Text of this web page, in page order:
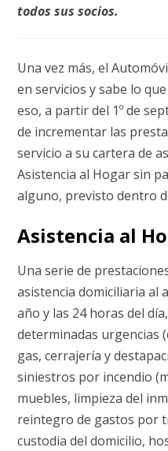
todos sus socios.
Una vez más, el
en servicios y sabe lo
eso, a partir del 1º de
de incrementar las
servicio a su cartera de
Asistencia al Hogar sin
alguno, previsto dentro
Asistencia al
Una serie de
asistencia domiciliaria al
año y las 24 horas del
determinadas urgencias
gas, cerrajería y
siniestros por incendio
muebles, limpieza del
reintegro de gastos por
custodia del domicilio,